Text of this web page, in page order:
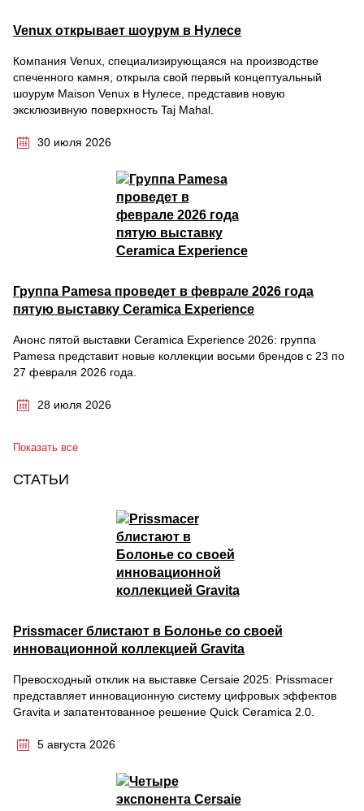
Venux открывает шоурум в Нулесе
Компания Venux, специализирующаяся на производстве
спеченного камня, открыла свой первый концептуальный
шоурум Maison Venux в Нулесе, представив новую
эксклюзивную поверхность Taj Mahal.
30 июля 2026
Группа Pamesa проведет в феврале 2026 года
пятую выставку Ceramica Experience
Анонс пятой выставки Ceramica Experience 2026: группа
Pamesa представит новые коллекции восьми брендов с 23 по
27 февраля 2026 года.
28 июля 2026
Показать все
СТАТЬИ
Prissmacer блистают в Болонье со своей
инновационной коллекцией Gravita
Превосходный отклик на выставке Cersaie 2025: Prissmacer
представляет инновационную систему цифровых эффектов
Gravita и запатентованное решение Quick Ceramica 2.0.
5 августа 2026